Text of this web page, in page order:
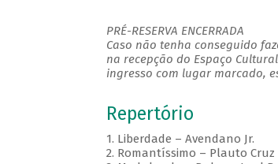
PRÉ-RESERVA ENCERRADA
Caso não tenha conseguido
na recepção do Espaço
ingresso com lugar marcado,
Repertório
1. Liberdade – Avendano Jr.
2. Romantíssimo – Plauto Cruz